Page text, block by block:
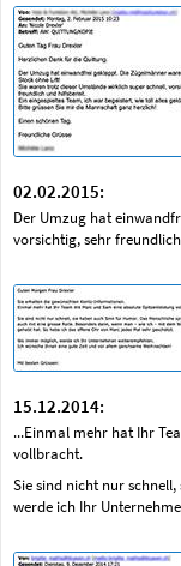
02.02.2015:
Der Umzug hat
vorsichtig, sehr
15.12.2014:
...Einmal mehr hat Ihr
vollbracht.
Sie sind nicht nur
werde ich Ihr